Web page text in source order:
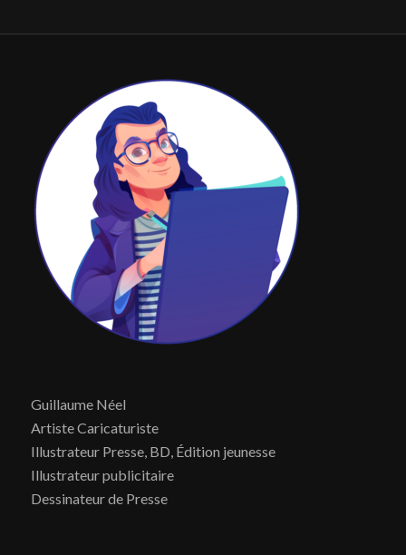
Guillaume Néel
Artiste Caricaturiste
Illustrateur Presse, BD, Édition jeunesse
Illustrateur publicitaire
Dessinateur de Presse